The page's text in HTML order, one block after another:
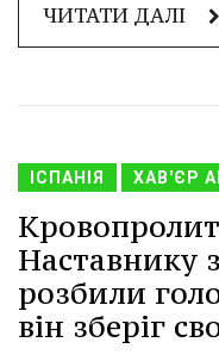
ЧИТАТИ ДАЛІ
ІСПАНІЯ ХАВ'ЄР
Наставнику
розбили
він зберіг